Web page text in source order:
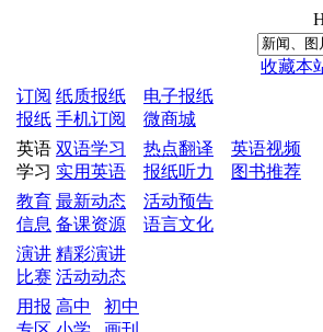
收藏本
订阅
报纸
纸质报纸
电子报纸
手机订阅
微商城
英语
学习
双语学习 热点翻译
英语视频
实用英语
报纸听力
图书推荐
教育
信息
最新动态
活动预告
备课资源
语言文化
演讲
比赛
精彩演讲
活动动态
用报 高中
初中